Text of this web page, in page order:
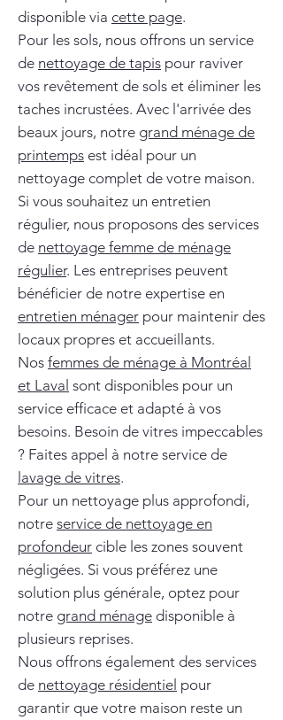
disponible via cette page.
Pour les sols, nous offrons un service
de nettoyage de tapis pour raviver
vos revêtement de sols et éliminer les
taches incrustées. Avec l'arrivée des
beaux jours, notre grand ménage de
printemps est idéal pour un
nettoyage complet de votre maison.
Si vous souhaitez un entretien
régulier, nous proposons des services
de nettoyage femme de ménage
régulier. Les entreprises peuvent
bénéficier de notre expertise en
entretien ménager pour maintenir des
locaux propres et accueillants.
Nos femmes de ménage à Montréal
et Laval sont disponibles pour un
service efficace et adapté à vos
besoins. Besoin de vitres impeccables
? Faites appel à notre service de
lavage de vitres.
Pour un nettoyage plus approfondi,
notre service de nettoyage en
profondeur cible les zones souvent
négligées. Si vous préférez une
solution plus générale, optez pour
notre grand ménage disponible à
plusieurs reprises.
Nous offrons également des services
de nettoyage résidentiel pour
garantir que votre maison reste un